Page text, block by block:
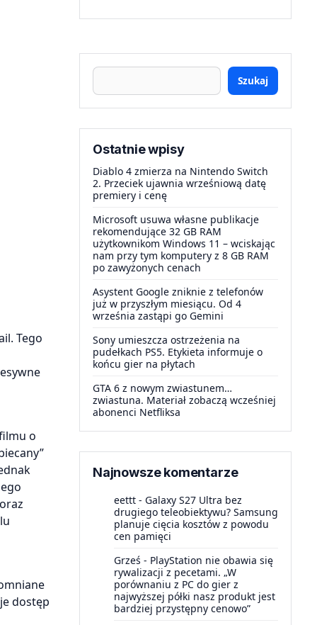
Tego
o
dostęp
Szukaj
Ostatnie wpisy
Diablo 4 zmierza na Nintendo Switch
2. Przeciek ujawnia wrześniową datę
premiery i cenę
Microsoft usuwa własne publikacje
rekomendujące 32 GB RAM
użytkownikom Windows 11 – wciskając
nam przy tym komputery z 8 GB RAM
po zawyżonych cenach
Asystent Google zniknie z telefonów
już w przyszłym miesiącu. Od 4
września zastąpi go Gemini
Sony umieszcza ostrzeżenia na
pudełkach PS5. Etykieta informuje o
końcu gier na płytach
GTA 6 z nowym zwiastunem…
zwiastuna. Materiał zobaczą wcześniej
abonenci Netfliksa
Najnowsze komentarze
eettt - Galaxy S27 Ultra bez
drugiego teleobiektywu? Samsung
planuje cięcia kosztów z powodu
cen pamięci
Grześ - PlayStation nie obawia się
rywalizacji z pecetami. „W
porównaniu z PC do gier z
najwyższej półki nasz produkt jest
bardziej przystępny cenowo”